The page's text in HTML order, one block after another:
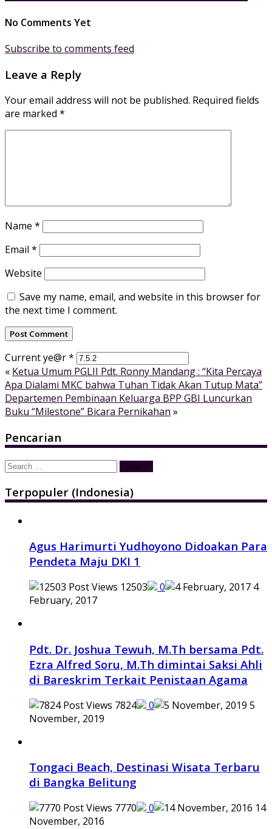
No Comments Yet
Subscribe to comments feed
Leave a Reply
Your email address will not be published. Required fields
are marked *
Name *
Email *
Website
Save my name, email, and website in this browser for
the next time I comment.
Current ye@r*
« Ketua Umum PGLII Pdt. Ronny Mandang : “Kita Percaya
Apa Dialami MKC bahwa Tuhan Tidak Akan Tutup Mata”
Departemen Pembinaan Keluarga BPP GBI Luncurkan
Buku “Milestone” Bicara Pernikahan »
Pencarian
Search
Terpopuler (Indonesia)
Agus Harimurti Yudhoyono Didoakan Para
Pendeta Maju DKI 1
12503 0
4
February, 2017
Pdt. Dr. Joshua Tewuh, M.Th bersama Pdt.
Ezra Alfred Soru, M.Th dimintai Saksi Ahli
di Bareskrim Terkait Penistaan Agama
7824 0
5
November, 2019
Tongaci Beach, Destinasi Wisata Terbaru
di Bangka Belitung
7770 0
14
November, 2016